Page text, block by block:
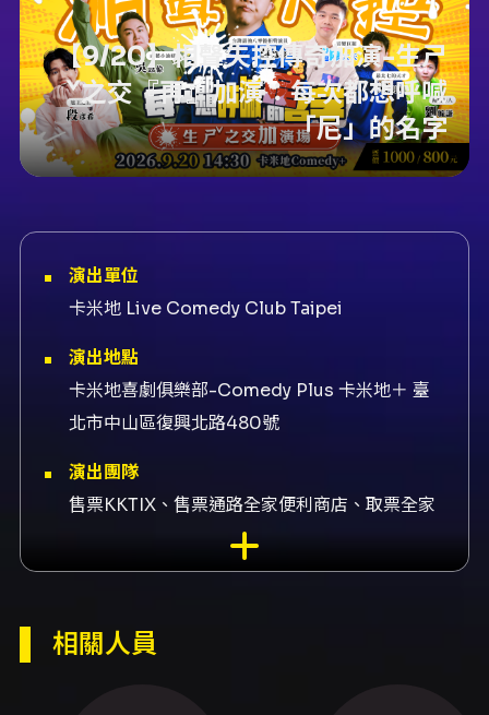
【9/20】相聲失控傳奇加演-生ㄕ
ˇ之交『再』加演：每次都想呼喊
「尼」的名字
演出單位
卡米地 Live Comedy Club Taipei
演出地點
卡米地喜劇俱樂部-Comedy Plus 卡米地＋ 臺
北市中山區復興北路480號
演出團隊
售票KKTIX、售票通路全家便利商店、取票全家
便利商店、特邀演出陳大天、表演者陳大天、表
演者黃逸豪、表演者宋明翰、表演者段彥希、表
內容簡介
相關人員